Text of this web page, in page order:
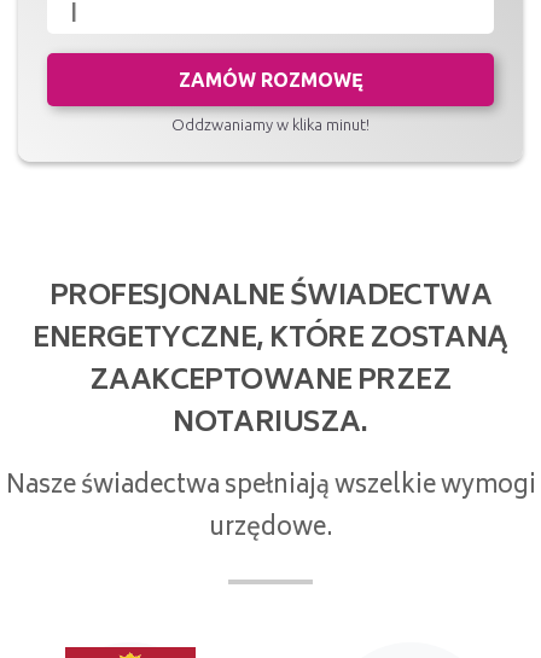
ZAMÓW ROZMOWĘ
Oddzwaniamy w klika minut!
PROFESJONALNE ŚWIADECTWA
ENERGETYCZNE, KTÓRE ZOSTANĄ
ZAAKCEPTOWANE PRZEZ
NOTARIUSZA.
Nasze świadectwa spełniają wszelkie wymogi
urzędowe.